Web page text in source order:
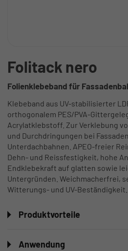
Folitack nero
Folienklebeband für
Klebeband aus UV-stabilisierter
orthogonalem PES/PVA-
Acrylatklebstoff. Zur Verklebung
und Durchdringungen bei
Unterdachbahnen. APEO-freier
Dehn- und Reissfestigkeit, hohe
Endklebekraft auf glatten sowie
Untergründen. Weichmacherfrei,
Witterungs- und UV-Beständigkeit.
Produktvorteile
Anwendung